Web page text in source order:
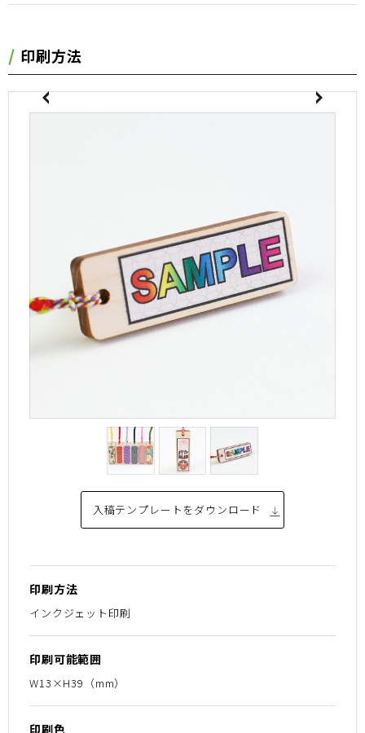
印刷方法
Next
入稿テンプレートをダウンロード
印刷方法
インクジェット印刷
印刷可能範囲
W13×H39（mm）
印刷色